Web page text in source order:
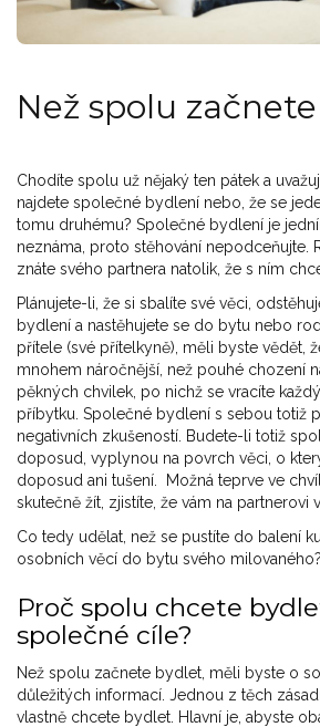
Než spolu
Chodíte spolu už nějaký ten pátek a
najdete společné bydlení nebo, že se
tomu druhému? Společné bydlení je
neznáma, proto stěhování nepodceňujte.
znáte svého partnera natolik, že s ním
Plánujete-li, že si sbalíte své věci,
bydlení a nastěhujete se do bytu nebo
přítele (své přítelkyně), měli byste vědět,
mnohem náročnější, než pouhé chození
pěkných chvilek, po nichž se vracíte
příbytku. Společné bydlení s sebou totiž
negativních zkušeností. Budete-li totiž
doposud, vyplynou na povrch věci, o
doposud ani tušení. Možná teprve ve
skutečně žít, zjistíte, že vám na partnerovi
Co tedy udělat, než se pustíte do balení
osobních věcí do bytu svého milovaného?
Proč spolu chcete
společné cíle?
Než spolu začnete bydlet, měli byste o
důležitých informací. Jednou z těch
vlastně chcete bydlet. Hlavní je, abyste